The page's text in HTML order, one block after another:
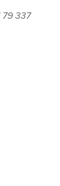
79 337